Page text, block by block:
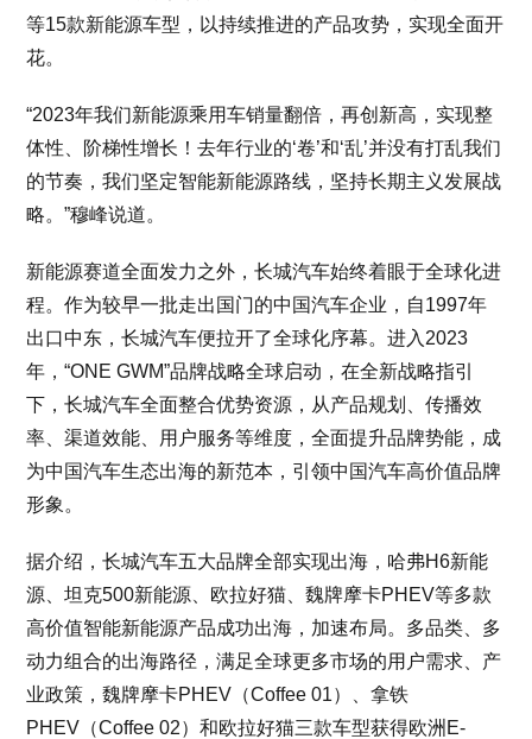
等15款新能源车型，以持续推进的产品攻势，实现全面开
花。
“2023年我们新能源乘用车销量翻倍，再创新高，实现整
体性、阶梯性增长！去年行业的‘卷’和‘乱’并没有打乱我们
的节奏，我们坚定智能新能源路线，坚持长期主义发展战
略。”穆峰说道。
新能源赛道全面发力之外，长城汽车始终着眼于全球化进
程。作为较早一批走出国门的中国汽车企业，自1997年
出口中东，长城汽车便拉开了全球化序幕。进入2023
年，“ONE GWM”品牌战略全球启动，在全新战略指引
下，长城汽车全面整合优势资源，从产品规划、传播效
率、渠道效能、用户服务等维度，全面提升品牌势能，成
为中国汽车生态出海的新范本，引领中国汽车高价值品牌
形象。
据介绍，长城汽车五大品牌全部实现出海，哈弗H6新能
源、坦克500新能源、欧拉好猫、魏牌摩卡PHEV等多款
高价值智能新能源产品成功出海，加速布局。多品类、多
动力组合的出海路径，满足全球更多市场的用户需求、产
业政策，魏牌摩卡PHEV（Coffee 01）、拿铁
PHEV（Coffee 02）和欧拉好猫三款车型获得欧洲E-